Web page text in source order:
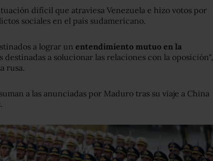
difícil que atraviesa Venezuela e hizo votos por
sociales en el país sudamericano.
a lograr un entendimiento mutuo en la
destinadas a solucionar las relaciones con la oposición",
rusa.
a las anunciadas por Maduro tras su viaje a China